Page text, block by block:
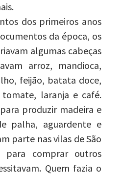
dos primeiros anos
da época, os
algumas cabeças
arroz, mandioca,
feijão, batata doce,
laranja e café.
produzir madeira e
palha, aguardente e
parte nas vilas de São
para comprar outros
Quem fazia o